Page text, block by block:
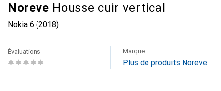
Noreve Housse cuir vertical
Nokia 6 (2018)
Évaluations Marque
Plus de produits Noreve